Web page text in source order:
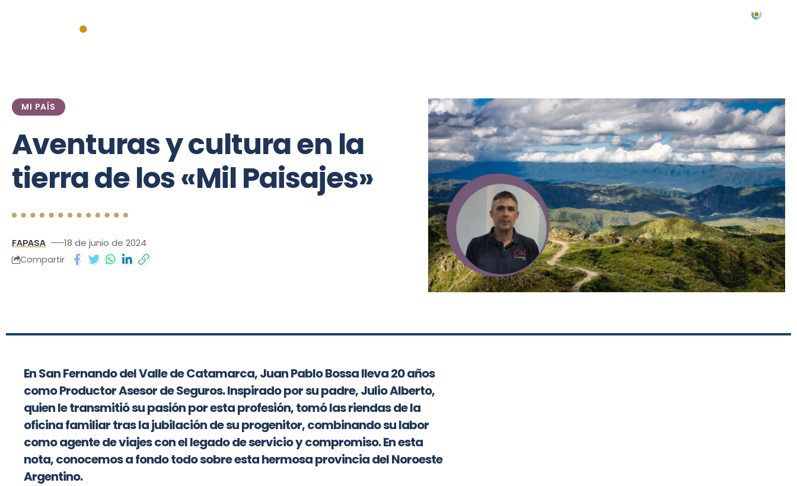
MI PAÍS
Aventuras y cultura en la
tierra de los «Mil Paisajes»
FAPASA 18 de junio de 2024
Compartir
En San Fernando del Valle de Catamarca, Juan Pablo Bossa lleva 20 años
como Productor Asesor de Seguros. Inspirado por su padre, Julio Alberto,
quien le transmitió su pasión por esta profesión, tomó las riendas de la
oficina familiar tras la jubilación de su progenitor, combinando su labor
como agente de viajes con el legado de servicio y compromiso. En esta
nota, conocemos a fondo todo sobre esta hermosa provincia del Noroeste
Argentino.